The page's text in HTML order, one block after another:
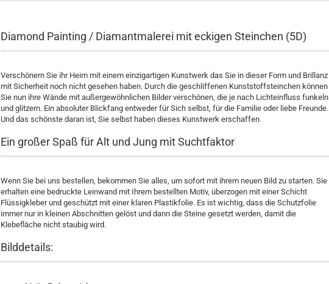
Diamond Painting / Diamantmalerei mit eckigen Steinchen (5D)
Verschönern Sie ihr Heim mit einem einzigartigen Kunstwerk das Sie in dieser Form und Brillanz
mit Sicherheit noch nicht gesehen haben. Durch die geschliffenen Kunststoffsteinchen können
Sie nun ihre Wände mit außergewöhnlichen Bilder verschönen, die je nach Lichteinfluss funkeln
und glitzern. Ein absoluter Blickfang entweder für Sich selbst, für die Familie oder liebe Freunde.
Und das schönste daran ist, Sie selbst haben dieses Kunstwerk erschaffen.
Ein großer Spaß für Alt und Jung mit Suchtfaktor
Wenn Sie bei uns bestellen, bekommen Sie alles, um sofort mit ihrem neuen Bild zu starten. Sie
erhalten eine bedruckte Leinwand mit Ihrem bestellten Motiv, überzogen mit einer Schicht
Flüssigkleber und geschützt mit einer klaren Plastikfolie. Es ist wichtig, dass die Schutzfolie
immer nur in kleinen Abschnitten gelöst und dann die Steine gesetzt werden, damit die
Klebefläche nicht staubig wird.
Bilddetails: